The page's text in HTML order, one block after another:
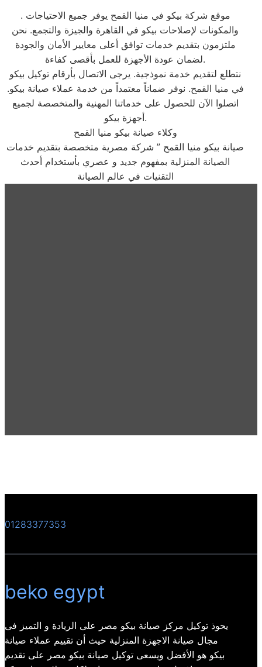
. موقع شركة بيكو في منيا القمح يوفر جميع الاحتياجات
والمكونات لإصلاحات بيكو في القاهرة والجيزة والتجمع. نحن
ملتزمون بتقديم خدمات توافق أعلى معايير الأمان والجودة
لضمان عودة الأجهزة للعمل بأقصى كفاءة.
نتطلع لتقديم خدمة نموذجية. يرجى الاتصال بأرقام توكيل بيكو
في منيا القمح. نوفر ضماناً معتمداً من خدمة عملاء صيانة بيكو.
اتصلوا الآن للحصول على خدماتنا المهنية والمتخصصة لجميع
أجهزة بيكو.
وكلاء صيانة بيكو منيا القمح
صيانة بيكو منيا القمح ” شركة مصرية متخصصة بتقديم خدمات
الصيانة المنزلية بمفهوم جديد و عصري بأستخدام أحدث
التقنيات في عالم الصيانة
01283377353
beko egypt
يحوذ توكيل مركز صيانة بيكو مصر على الريادة و التميز فى
مجال صيانة الاجهزة المنزلية حيث أن تقييم عملاء صيانة
بيكو هو الأفضل ويسعى توكيل صيانة بيكو مصر على تقديم